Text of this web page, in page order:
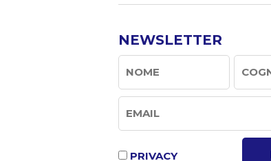
NEWSLETTER
PRIVACY